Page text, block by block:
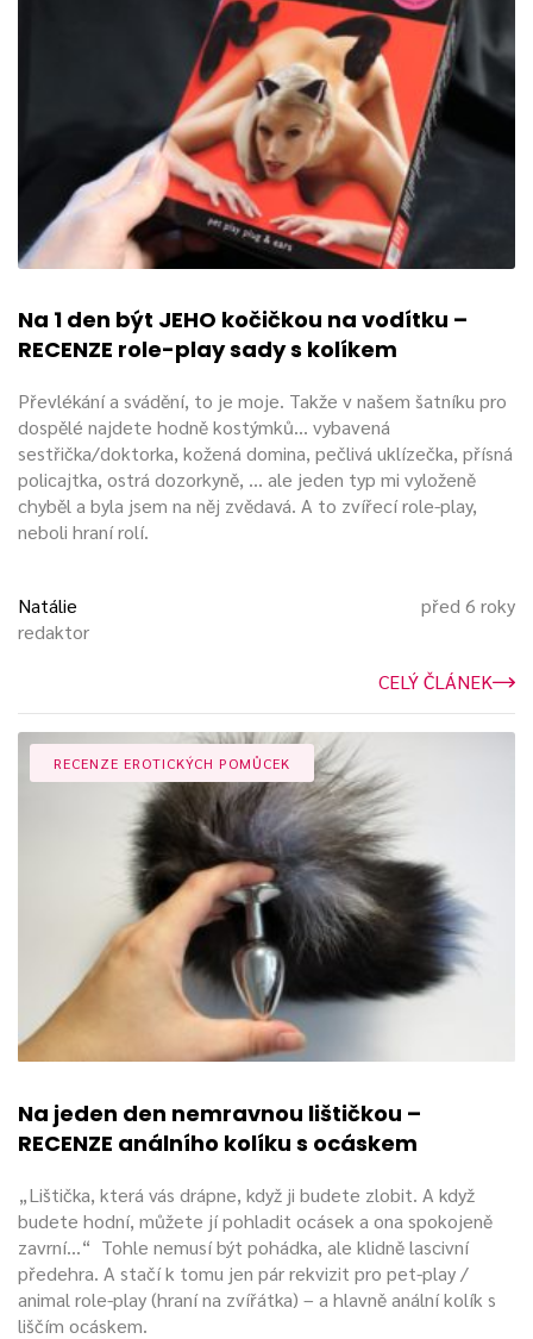
Na 1 den být JEHO kočičkou na vodítku –
RECENZE role-play sady s kolíkem
Převlékání a svádění, to je moje. Takže v našem šatníku pro
dospělé najdete hodně kostýmků... vybavená
sestřička/doktorka, kožená domina, pečlivá uklízečka, přísná
policajtka, ostrá dozorkyně, … ale jeden typ mi vyloženě
chyběl a byla jsem na něj zvědavá. A to zvířecí role-play,
neboli hraní rolí.
Natálie
redaktor
před 6 roky
CELÝ ČLÁNEK
RECENZE EROTICKÝCH POMŮCEK
Na jeden den nemravnou lištičkou –
RECENZE análního kolíku s ocáskem
„Lištička, která vás drápne, když ji budete zlobit. A když
budete hodní, můžete jí pohladit ocásek a ona spokojeně
zavrní...“ Tohle nemusí být pohádka, ale klidně lascivní
předehra. A stačí k tomu jen pár rekvizit pro pet-play /
animal role-play (hraní na zvířátka) – a hlavně anální kolík s
liščím ocáskem.